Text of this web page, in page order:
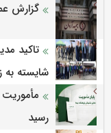
گزارش
تاکید
شایسته به
رسید